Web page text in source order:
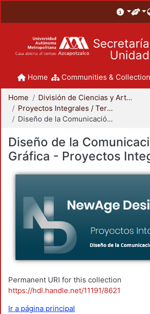
Unidad
Home Communities &
Home
División de Ciencias y Artes para el Diseño
Proyectos Integrales / Terminales - Licenciatura
Diseño de la Comunicación Gráfica - Proyectos Integrales
Diseño de la
Gráfica - Proyectos
Permanent URI for this collection
https://hdl.handle.net/11191/8621
Ir a página principal